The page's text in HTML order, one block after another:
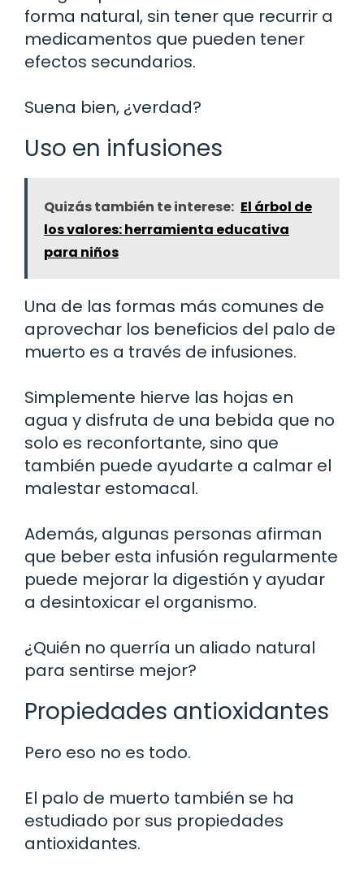
forma natural, sin tener que recurrir a
medicamentos que pueden tener
efectos secundarios.
Suena bien, ¿verdad?
Uso en infusiones
Quizás también te interese: El árbol de
los valores: herramienta educativa
para niños
Una de las formas más comunes de
aprovechar los beneficios del palo de
muerto es a través de infusiones.
Simplemente hierve las hojas en
agua y disfruta de una bebida que no
solo es reconfortante, sino que
también puede ayudarte a calmar el
malestar estomacal.
Además, algunas personas afirman
que beber esta infusión regularmente
puede mejorar la digestión y ayudar
a desintoxicar el organismo.
¿Quién no querría un aliado natural
para sentirse mejor?
Propiedades antioxidantes
Pero eso no es todo.
El palo de muerto también se ha
estudiado por sus propiedades
antioxidantes.